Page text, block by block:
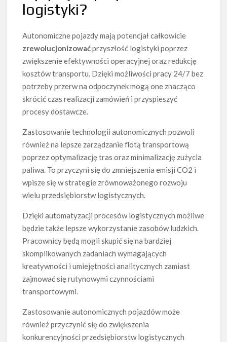
logistyki?
Autonomiczne pojazdy mają potencjał całkowicie
zrewolucjonizowaćprzyszłość logistyki poprzez
zwiększenie efektywności operacyjnej oraz redukcję
kosztów transportu. Dzięki możliwości pracy 24/7 bez
potrzeby przerw na odpoczynek mogą one znacząco
skrócić czas realizacji zamówień i przyspieszyć
procesy dostawcze.
Zastosowanie technologii autonomicznych pozwoli
również na lepsze zarządzanie flotą transportową
poprzez optymalizację tras oraz minimalizację zużycia
paliwa. To przyczyni się do zmniejszenia emisji CO2 i
wpisze się w strategie zrównoważonego rozwoju
wielu przedsiębiorstw logistycznych.
Dzięki automatyzacji procesów logistycznych możliwe
będzie także lepsze wykorzystanie zasobów ludzkich.
Pracownicy będą mogli skupić się na bardziej
skomplikowanych zadaniach wymagających
kreatywności i umiejętności analitycznych zamiast
zajmować się rutynowymi czynnościami
transportowymi.
Zastosowanie autonomicznych pojazdów może
również przyczynić się do zwiększenia
konkurencyjności przedsiębiorstw logistycznych